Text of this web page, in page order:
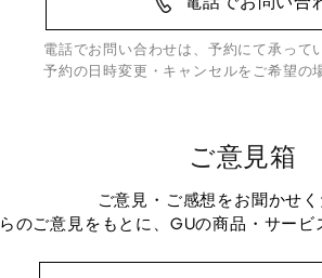
電話でお問い合わせは、予約にて承って
予約の日時変更・キャンセルをご希望の
ご意見箱
ご意見・ご感想をお聞かせく
のご意見をもとに、GUの商品・サービ